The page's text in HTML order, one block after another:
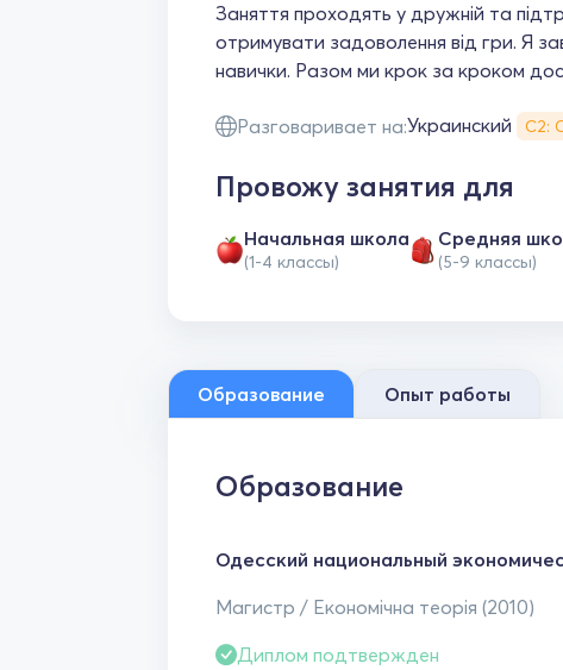
Заняття проходять у дружній та
отримувати задоволення від гри. Я
навички. Разом ми крок за кроком
Разговаривает на:Украинский С2:
Провожу занятия для
Начальная школа
(1-4 классы)
Средняя
(5-9 классы)
Образование Опыт работы
Образование
Одесский национальный
Магистр / Економічна теорія (2010)
Диплом подтвержден